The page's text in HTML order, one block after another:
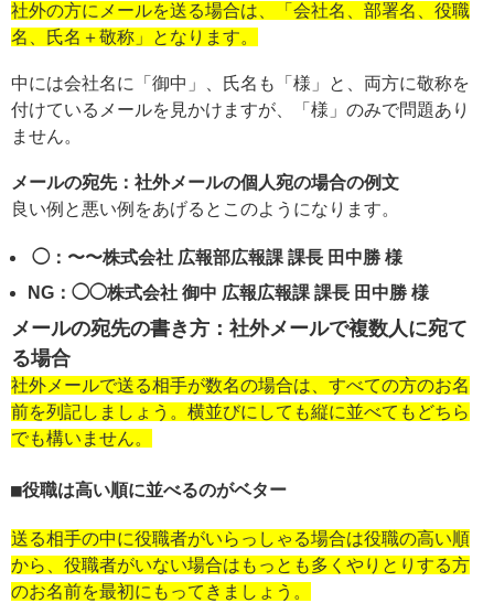
社外の方にメールを送る場合は、「会社名、部署名、役職
名、氏名＋敬称」となります。
中には会社名に「御中」、氏名も「様」と、両方に敬称を
付けているメールを見かけますが、「様」のみで問題あり
ません。
メールの宛先：社外メールの個人宛の場合の例文
良い例と悪い例をあげるとこのようになります。
◯：〜〜株式会社 広報部広報課 課長 田中勝 様
NG：◯◯株式会社 御中 広報広報課 課長 田中勝 様
メールの宛先の書き方：社外メールで複数人に宛て
る場合
社外メールで送る相手が数名の場合は、すべての方のお名
前を列記しましょう。横並びにしても縦に並べてもどちら
でも構いません。
役職は高い順に並べるのがベター
送る相手の中に役職者がいらっしゃる場合は役職の高い順
から、役職者がいない場合はもっとも多くやりとりする方
のお名前を最初にもってきましょう。